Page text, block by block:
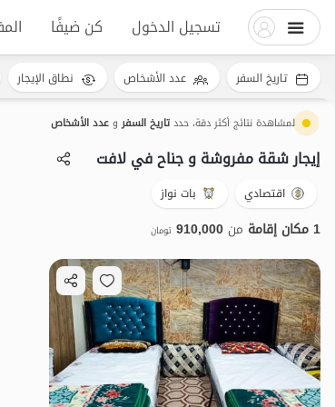
تسجيل الدخول كن ضيفًا
لمشاهدة نتائج أكثر دقة، حددتاريخ السفروعدد الأشخاص
إيجار شقة مفروشة و جناح في لافت
اقتصادي بات نواز
1 مكان إقامة من 910,000 تومان
تاريخ السفر عدد الأشخاص نطاق الإيجار